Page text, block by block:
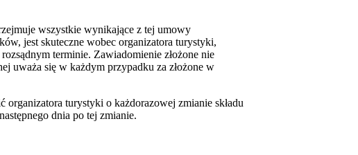
wszystkie wynikające z tej umowy
jest skuteczne wobec organizatora turystyki,
terminie. Zawiadomienie złożone nie
uważa się w każdym przypadku za złożone w
turystyki o każdorazowej zmianie składu
dnia po tej zmianie.